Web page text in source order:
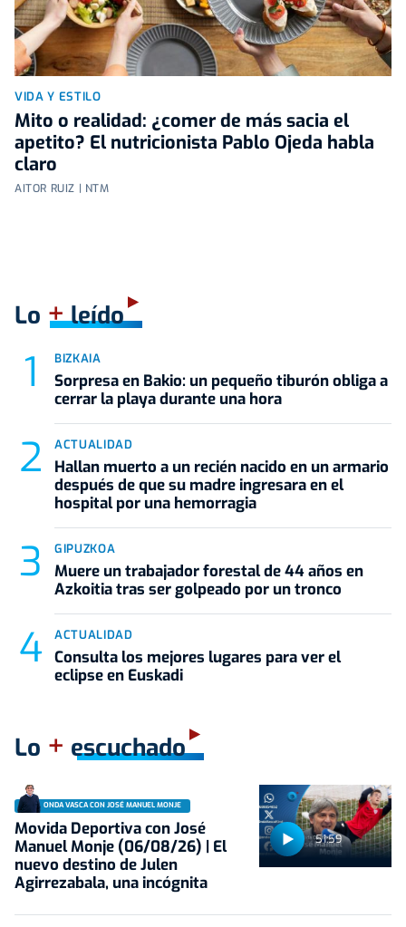
VIDA Y ESTILO
Mito o realidad: ¿comer de más sacia el
apetito? El nutricionista Pablo Ojeda habla
claro
AITOR RUIZ | NTM
Lo +leído
BIZKAIA
Sorpresa en Bakio: un pequeño tiburón obliga a
cerrar la playa durante una hora
ACTUALIDAD
Hallan muerto a un recién nacido en un armario
después de que su madre ingresara en el
hospital por una hemorragia
GIPUZKOA
Muere un trabajador forestal de 44 años en
Azkoitia tras ser golpeado por un tronco
ACTUALIDAD
Consulta los mejores lugares para ver el
eclipse en Euskadi
Lo + escuchado
51:59
ONDA VASCA CON JOSÉ MANUEL MONJE
Movida Deportiva con José
Manuel Monje (06/08/26) | El
nuevo destino de Julen
Agirrezabala, una incógnita